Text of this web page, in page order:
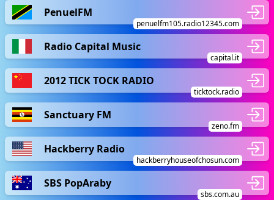
PenuelFM
penuelfm105.radio12345.com
Radio Capital Music
capital.it
2012 TICK TOCK RADIO
ticktock.radio
Sanctuary FM
zeno.fm
Hackberry Radio
hackberryhouseofchosun.com
SBS PopAraby
sbs.com.au